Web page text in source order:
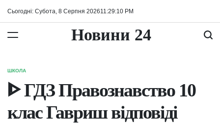
Сьогодні: Субота, 8 Серпня 202611 :29:10 PM
Новини 24
ОПУБЛІКУВАТИ
У
ШКОЛА
ᐈ ГДЗ Правознавство 10
клас Гавриш відповіді